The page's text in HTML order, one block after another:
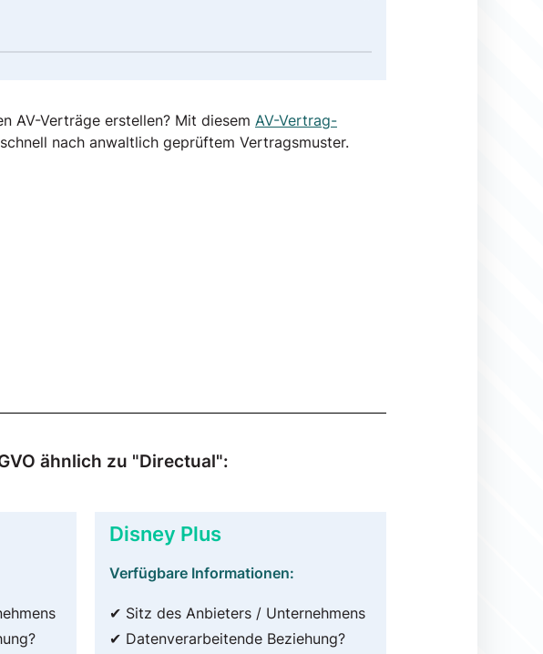
AV-Verträge erstellen? Mit diesem AV-Vertrag-
nach anwaltlich geprüftem Vertragsmuster.
ähnlich zu "Directual":
Disney Plus
Verfügbare Informationen:
✔ Sitz des Anbieters / Unternehmens
✔ Datenverarbeitende Beziehung?